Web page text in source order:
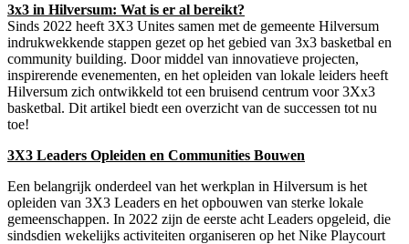
3x3 in Hilversum: Wat is er al bereikt?
Sinds 2022 heeft 3X3 Unites samen met de gemeente Hilversum
indrukwekkende stappen gezet op het gebied van 3x3 basketbal en
community building. Door middel van innovatieve projecten,
inspirerende evenementen, en het opleiden van lokale leiders heeft
Hilversum zich ontwikkeld tot een bruisend centrum voor 3Xx3
basketbal. Dit artikel biedt een overzicht van de successen tot nu
toe!
3X3 Leaders Opleiden en Communities Bouwen
Een belangrijk onderdeel van het werkplan in Hilversum is het
opleiden van 3X3 Leaders en het opbouwen van sterke lokale
gemeenschappen. In 2022 zijn de eerste acht Leaders opgeleid, die
sindsdien wekelijks activiteiten organiseren op het Nike Playcourt